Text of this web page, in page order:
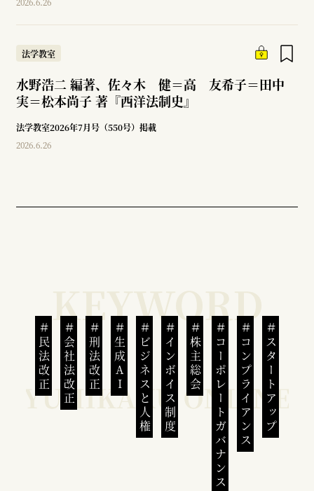
法学教室
水野浩二 編著、佐々木 健＝高 友希子＝田中
実＝松本尚子 著『西洋法制史』
法学教室2026年7月号（550号）掲載
2026.6.26
民法改正 会社法改正 刑法改正 生成AI ビジネスと人権インボイス制度 株主総会 コーポレートガバナンスコンプライアンススタートアップ